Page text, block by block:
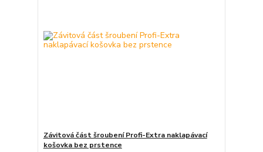
Závitová část šroubení Profi-Extra naklapávací
košovka bez prstence